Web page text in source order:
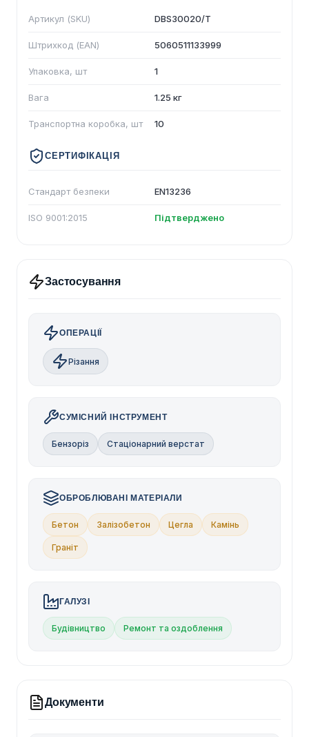
Артикул (SKU) DBS30020/T
Штрихкод (EAN) 5060511133999
Упаковка, шт 1
Вага 1.25 кг
Транспортна коробка, шт 10
СЕРТИФІКАЦІЯ
Стандарт безпеки EN13236
ISO 9001:2015 Підтверджено
Застосування
ОПЕРАЦІЇ
Різання
СУМІСНИЙ ІНСТРУМЕНТ
Бензоріз Стаціонарний верстат
ОБРОБЛЮВАНІ МАТЕРІАЛИ
Бетон Залізобетон Цегла Камінь
Граніт
ГАЛУЗІ
Будівництво Ремонт та оздоблення
Документи